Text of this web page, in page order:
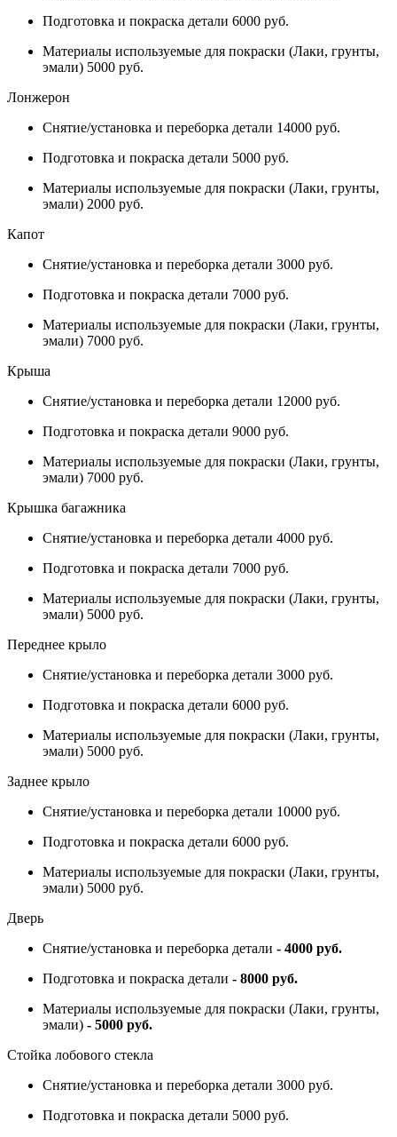
Подготовка и покраска детали 6000 руб.
Материалы используемые для покраски (Лаки, грунты,
эмали) 5000 руб.
Лонжерон
Снятие/установка и переборка детали 14000 руб.
Подготовка и покраска детали 5000 руб.
Материалы используемые для покраски (Лаки, грунты,
эмали) 2000 руб.
Капот
Снятие/установка и переборка детали 3000 руб.
Подготовка и покраска детали 7000 руб.
Материалы используемые для покраски (Лаки, грунты,
эмали) 7000 руб.
Крыша
Снятие/установка и переборка детали 12000 руб.
Подготовка и покраска детали 9000 руб.
Материалы используемые для покраски (Лаки, грунты,
эмали) 7000 руб.
Крышка багажника
Снятие/установка и переборка детали 4000 руб.
Подготовка и покраска детали 7000 руб.
Материалы используемые для покраски (Лаки, грунты,
эмали) 5000 руб.
Переднее крыло
Снятие/установка и переборка детали 3000 руб.
Подготовка и покраска детали 6000 руб.
Материалы используемые для покраски (Лаки, грунты,
эмали) 5000 руб.
Заднее крыло
Снятие/установка и переборка детали 10000 руб.
Подготовка и покраска детали 6000 руб.
Материалы используемые для покраски (Лаки, грунты,
эмали) 5000 руб.
Дверь
Снятие/установка и переборка детали - 4000 руб.
Подготовка и покраска детали - 8000 руб.
Материалы используемые для покраски (Лаки, грунты,
эмали) - 5000 руб.
Стойка лобового стекла
Снятие/установка и переборка детали 3000 руб.
Подготовка и покраска детали 5000 руб.